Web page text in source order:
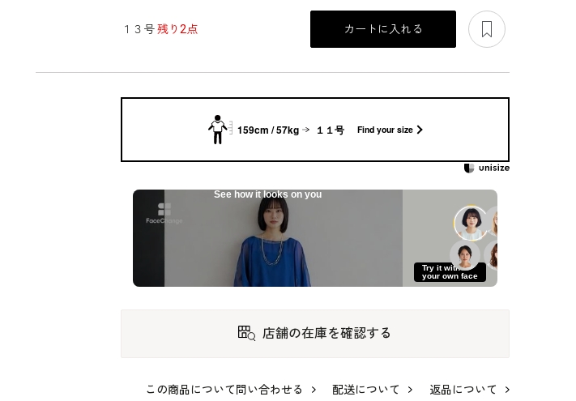
フクレジャカードの
マザーズドレス
フクレジャカードの
マザーズドレス
80,300
ティアードフリルの
ワンピース
80,300
シフォンケープ付き
襟ぐりのビジューが
ストレッチツイード
ジャケットのセット
１３号残り2点 カートに入れる
159cm / 57kg １１号 Find your size
See how it looks on you
Try it with
your own face
店舗の在庫を確認する
この商品について問い合わせる 配送について 返品について